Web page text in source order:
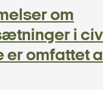
om
i
er omfattet